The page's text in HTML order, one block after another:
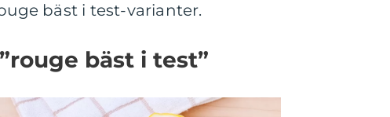
bäst i test-varianter.
bäst i test”